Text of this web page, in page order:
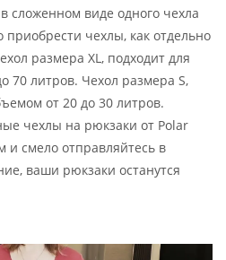
сложенном виде одного чехла
чехлы, как отдельно
размера XL, подходит для
70 литров. Чехол размера S,
от 20 до 30 литров.
чехлы на рюкзаки от Polar
и смело отправляйтесь в
ваши рюкзаки останутся